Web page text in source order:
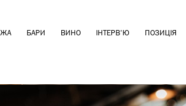
ЇЖА БАРИ ВИНО ІНТЕРВ'Ю ПОЗИЦІЯ